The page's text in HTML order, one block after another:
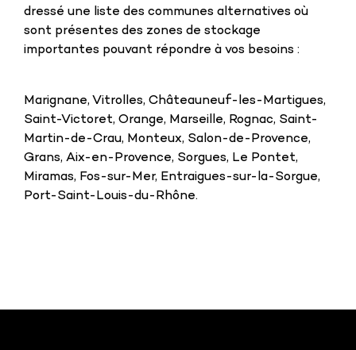
dressé une liste des communes alternatives où
sont présentes des zones de stockage
importantes pouvant répondre à vos besoins :
Marignane, Vitrolles, Châteauneuf-les-Martigues,
Saint-Victoret, Orange, Marseille, Rognac, Saint-
Martin-de-Crau, Monteux, Salon-de-Provence,
Grans, Aix-en-Provence, Sorgues, Le Pontet,
Miramas, Fos-sur-Mer, Entraigues-sur-la-Sorgue,
Port-Saint-Louis-du-Rhône.